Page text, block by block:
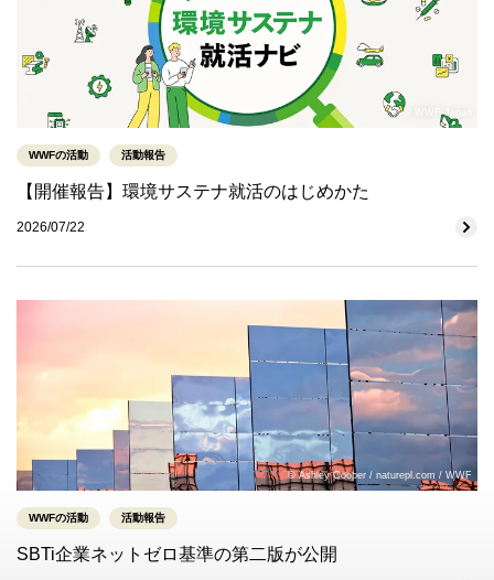
© WWF-Japan
WWFの活動 活動報告
【開催報告】環境サステナ就活のはじめかた
2026/07/22
© Ashley Cooper / naturepl.com / WWF
WWFの活動 活動報告
SBTi企業ネットゼロ基準の第二版が公開